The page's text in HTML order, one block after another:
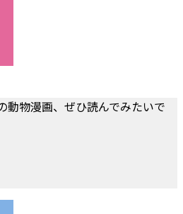
動物漫画、ぜひ読んでみたいで